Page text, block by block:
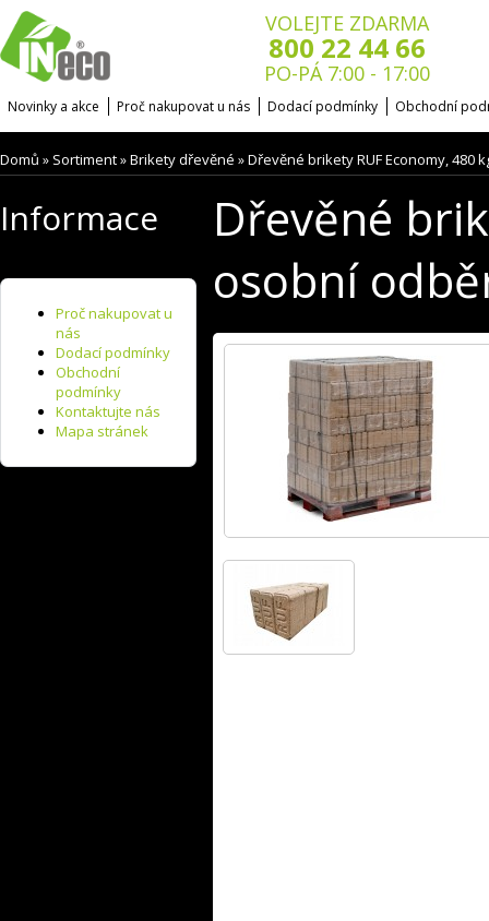
VOLEJTE ZDARMA
800 22 44 66
PO-PÁ 7:00 - 17:00
Novinky a akce Proč nakupovat u nás Dodací podmínky Obchodní
Domů » Sortiment»Brikety dřevěné »Dřevěné brikety RUF Economy, 480
Informace
Proč nakupovat u
nás
Dodací podmínky
Obchodní
podmínky
Kontaktujte nás
Mapa stránek
Dřevěné
osobní